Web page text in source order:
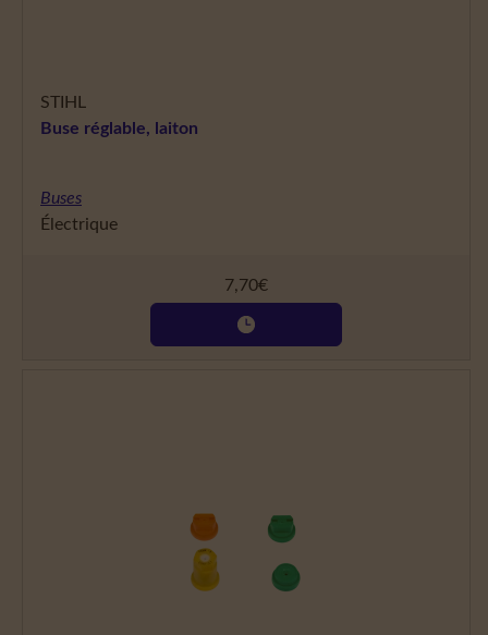
STIHL
Buse réglable, laiton
Buses
Électrique
7,70€